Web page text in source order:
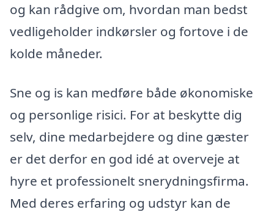
og kan rådgive om, hvordan man bedst
vedligeholder indkørsler og fortove i de
kolde måneder.
Sne og is kan medføre både økonomiske
og personlige risici. For at beskytte dig
selv, dine medarbejdere og dine gæster
er det derfor en god idé at overveje at
hyre et professionelt snerydningsfirma.
Med deres erfaring og udstyr kan de